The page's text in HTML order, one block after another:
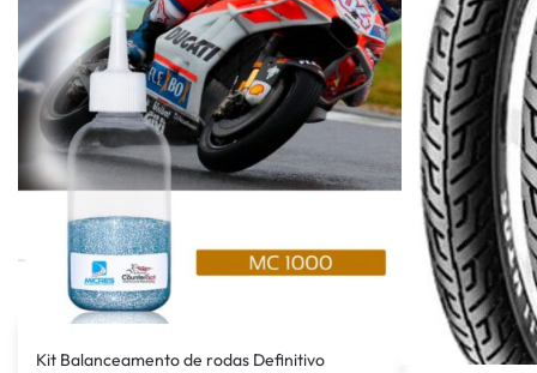
Kit Balanceamento de rodas Definitivo